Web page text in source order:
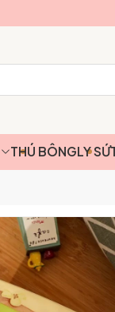
THÚ BÔNGLY SỨ